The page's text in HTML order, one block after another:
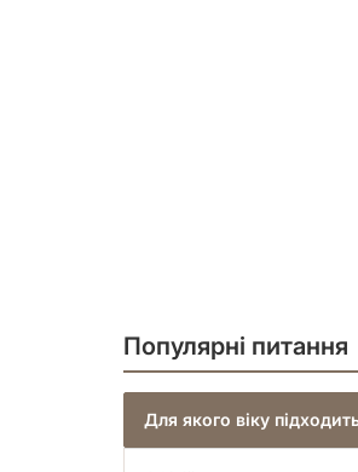
Популярні питання
Для якого віку